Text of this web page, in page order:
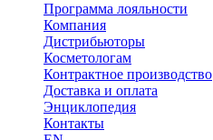
Программа лояльности
Компания
Дистрибьюторы
Косметологам
Контрактное производство
Доставка и оплата
Энциклопедия
Контакты